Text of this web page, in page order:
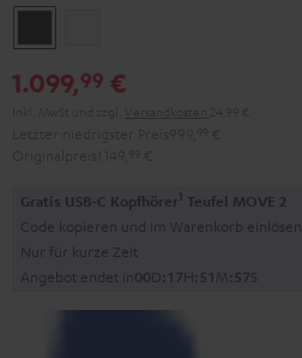
Black
1.099,99 €
Gratis USB-C Kopfhörer1 Teufel MOVE 2
Code kopieren und im Warenkorb einlösen.
Nur für kurze Zeit
Angebot endet in00D:17H: 51M: 56S